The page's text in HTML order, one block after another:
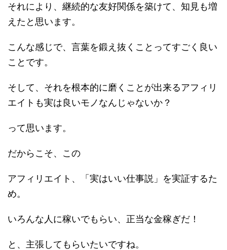
それにより、継続的な友好関係を築けて、知見も増
えたと思います。
こんな感じで、言葉を鍛え抜くことってすごく良い
ことです。
そして、それを根本的に磨くことが出来るアフィリ
エイトも実は良いモノなんじゃないか？
って思います。
だからこそ、この
アフィリエイト、「実はいい仕事説」を実証するた
め。
いろんな人に稼いでもらい、正当な金稼ぎだ！
と、主張してもらいたいですね。